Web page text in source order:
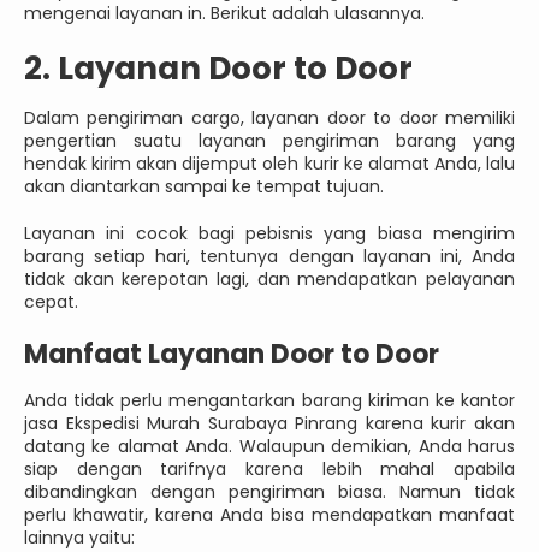
mengenai layanan in. Berikut adalah ulasannya.
2. Layanan Door to Door
Dalam pengiriman cargo, layanan door to door memiliki
pengertian suatu layanan pengiriman barang yang
hendak kirim akan dijemput oleh kurir ke alamat Anda, lalu
akan diantarkan sampai ke tempat tujuan.
Layanan ini cocok bagi pebisnis yang biasa mengirim
barang setiap hari, tentunya dengan layanan ini, Anda
tidak akan kerepotan lagi, dan mendapatkan pelayanan
cepat.
Manfaat Layanan Door to Door
Anda tidak perlu mengantarkan barang kiriman ke kantor
jasa Ekspedisi Murah Surabaya Pinrang karena kurir akan
datang ke alamat Anda. Walaupun demikian, Anda harus
siap dengan tarifnya karena lebih mahal apabila
dibandingkan dengan pengiriman biasa. Namun tidak
perlu khawatir, karena Anda bisa mendapatkan manfaat
lainnya yaitu: